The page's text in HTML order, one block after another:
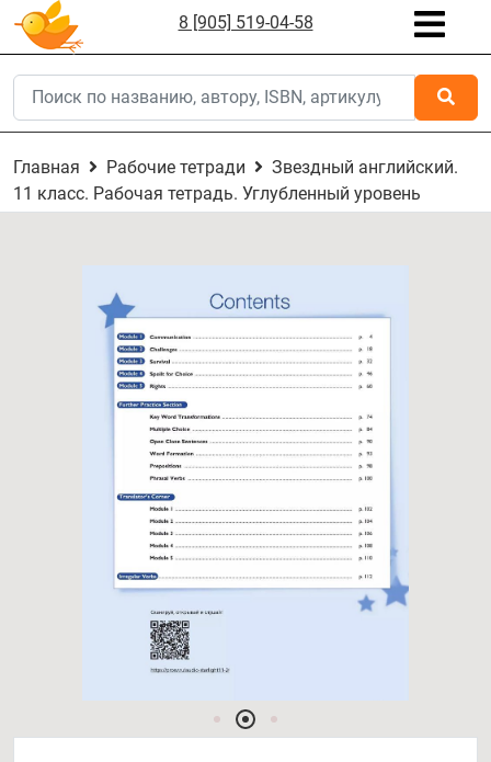
8 [905] 519-04-58
Главная Рабочие тетради
Звездный английский.
11 класс. Рабочая тетрадь. Углубленный уровень